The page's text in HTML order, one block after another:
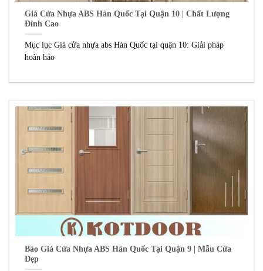
Giá Cửa Nhựa ABS Hàn Quốc Tại Quận 10 | Chất Lượng
Đỉnh Cao
Mục lục Giá cửa nhựa abs Hàn Quốc tại quận 10: Giải pháp
hoàn hảo
Báo Giá Cửa Nhựa ABS Hàn Quốc Tại Quận 9 | Mẫu Cửa
Đẹp